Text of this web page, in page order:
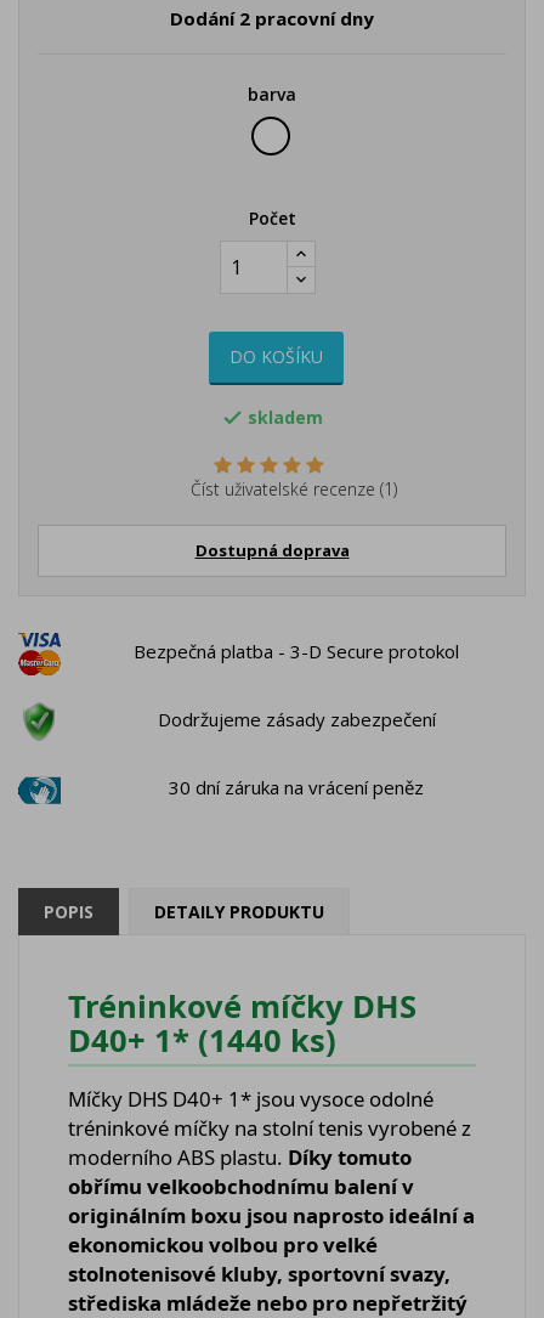
Dodání 2 pracovní dny
barva
bílá
Počet
DO KOŠÍKU
 skladem
Číst uživatelské recenze (1)
Dostupná doprava
Bezpečná platba - 3-D Secure protokol
Dodržujeme zásady zabezpečení
30 dní záruka na vrácení peněz
POPIS DETAILY PRODUKTU
Tréninkové míčky DHS
D40+ 1* (1440 ks)
Míčky DHS D40+ 1* jsou vysoce odolné
tréninkové míčky na stolní tenis vyrobené z
moderního ABS plastu. Díky tomuto
obřímu velkoobchodnímu balení v
originálním boxu jsou naprosto ideální a
ekonomickou volbou pro velké
stolnotenisové kluby, sportovní svazy,
střediska mládeže nebo pro nepřetržitý